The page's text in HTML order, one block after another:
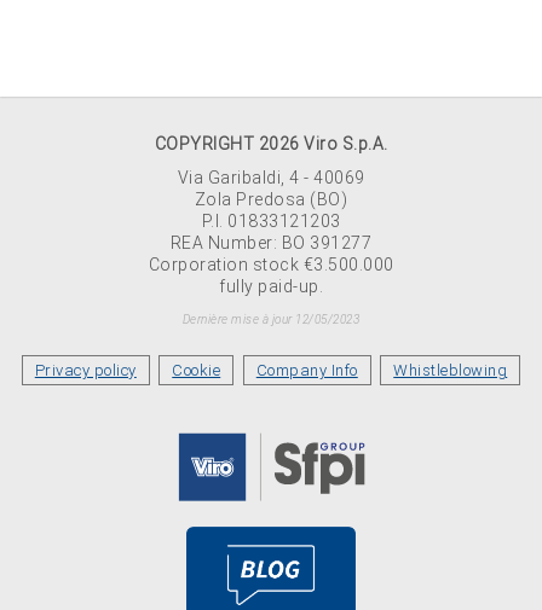
COPYRIGHT 2026 Viro S.p.A.
Via Garibaldi, 4 - 40069
Zola Predosa (BO)
P.I. 01833121203
REA Number: BO 391277
Corporation stock €3.500.000
fully paid-up.
Dernière mise à jour 12/05/2023
Privacy policy Cookie Company Info Whistleblowing